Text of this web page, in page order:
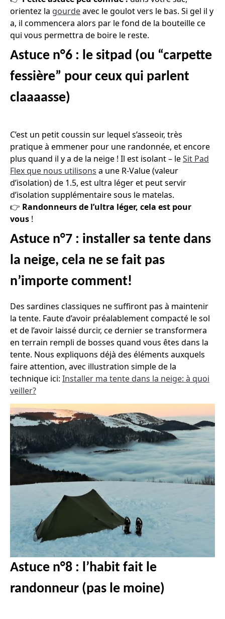
orientez la gourdeavec le goulot vers le bas. Si gel il y
a, il commencera alors par le fond de la bouteille ce
qui vous permettra de boire le reste.
Astuce n°6 : le sitpad (ou “carpette
fessière” pour ceux qui parlent
claaaasse)
C’est un petit coussin sur lequel s’asseoir, très
pratique à emmener pour une randonnée, et encore
plus quand il y a de la neige ! Il est isolant – leSit Pad
Flex que nous utilisons a une R-Value (valeur
d’isolation) de 1.5, est ultra léger et peut servir
d’isolation supplémentaire sous le matelas.
👉 Randonneurs de l’ultra léger, cela est pour
vous !
Astuce n°7 : installer sa tente dans
la neige, cela ne se fait pas
n’importe comment!
Des sardines classiques ne suffiront pas à maintenir
la tente. Faute d’avoir préalablement compacté le sol
et de l’avoir laissé durcir, ce dernier se transformera
en terrain rempli de bosses quand vous êtes dans la
tente. Nous expliquons déjà des éléments auxquels
faire attention, avec illustration simple de la
technique ici: Installer ma tente dans la neige: à quoi
veiller?
Astuce n°8 : l’habit fait le
randonneur (pas le moine)